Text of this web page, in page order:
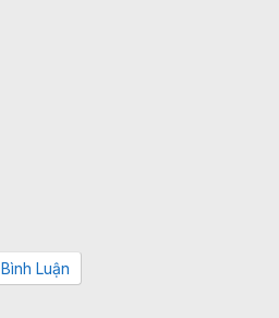
Bình Luận